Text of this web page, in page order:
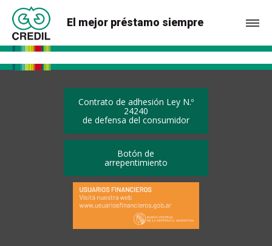
El mejor préstamo siempre
Contrato de adhesión Ley N.º
24240
de defensa del consumidor
Botón de
arrepentimiento